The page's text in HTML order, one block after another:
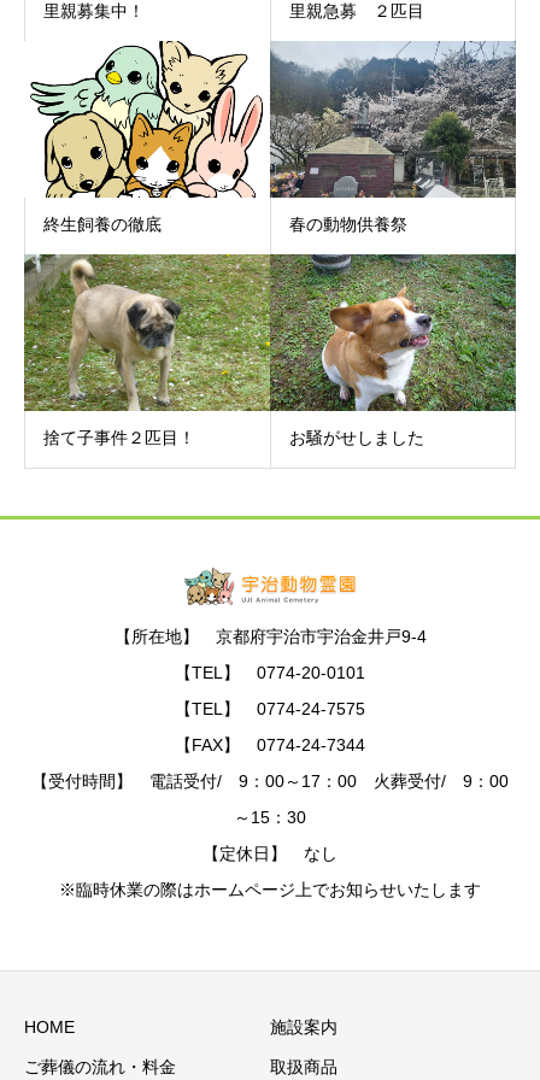
里親募集中！ 里親急募 ２匹目
終生飼養の徹底 春の動物供養祭
捨て子事件２匹目！ お騒がせしました
【所在地】 京都府宇治市宇治金井戸9-4
【TEL】 0774-20-0101
【TEL】 0774-24-7575
【FAX】 0774-24-7344
【受付時間】 電話受付/ 9：00～17：00 火葬受付/ 9：00
～15：30
【定休日】 なし
※臨時休業の際はホームページ上でお知らせいたします
HOME 施設案内
ご葬儀の流れ・料金 取扱商品